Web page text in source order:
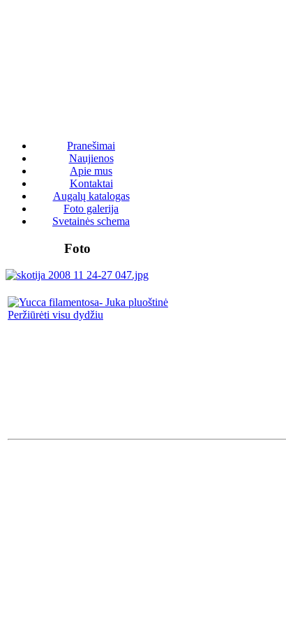
Pranešimai
Naujienos
Apie mus
Kontaktai
Augalų katalogas
Foto galerija
Svetainės schema
Foto
Peržiūrėti visu dydžiu